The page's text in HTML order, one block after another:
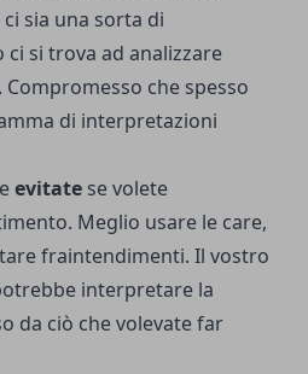
sia una sorta di
si trova ad analizzare
che spesso
di interpretazioni
evitate se volete
Meglio usare le care,
fraintendimenti. Il vostro
interpretare la
da ciò che volevate far